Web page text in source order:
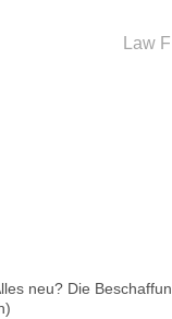
Law
neu? Die